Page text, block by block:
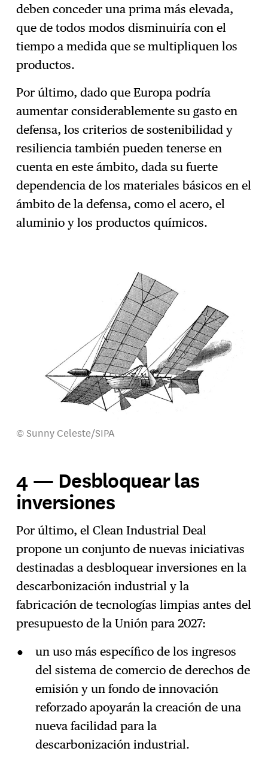
deben conceder una prima más elevada,
que de todos modos disminuiría con el
tiempo a medida que se multipliquen los
productos.
Por último, dado que Europa podría
aumentar considerablemente su gasto en
defensa, los criterios de sostenibilidad y
resiliencia también pueden tenerse en
cuenta en este ámbito, dada su fuerte
dependencia de los materiales básicos en el
ámbito de la defensa, como el acero, el
aluminio y los productos químicos.
© Sunny Celeste/SIPA
4 — Desbloquear las
inversiones
Por último, el Clean Industrial Deal
propone un conjunto de nuevas iniciativas
destinadas a desbloquear inversiones en la
descarbonización industrial y la
fabricación de tecnologías limpias antes del
presupuesto de la Unión para 2027:
un uso más específico de los ingresos
del sistema de comercio de derechos de
emisión y un fondo de innovación
reforzado apoyarán la creación de una
nueva facilidad para la
descarbonización industrial.